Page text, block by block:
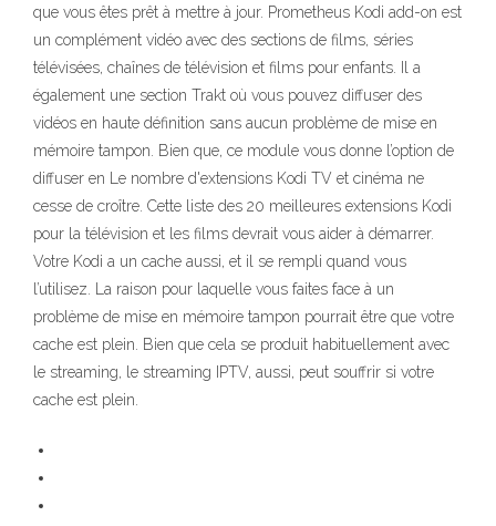
que vous êtes prêt à mettre à jour. Prometheus Kodi add-on est
un complément vidéo avec des sections de films, séries
télévisées, chaînes de télévision et films pour enfants. Il a
également une section Trakt où vous pouvez diffuser des
vidéos en haute définition sans aucun problème de mise en
mémoire tampon. Bien que, ce module vous donne l’option de
diffuser en Le nombre d'extensions Kodi TV et cinéma ne
cesse de croître. Cette liste des 20 meilleures extensions Kodi
pour la télévision et les films devrait vous aider à démarrer.
Votre Kodi a un cache aussi, et il se rempli quand vous
l’utilisez. La raison pour laquelle vous faites face à un
problème de mise en mémoire tampon pourrait être que votre
cache est plein. Bien que cela se produit habituellement avec
le streaming, le streaming IPTV, aussi, peut souffrir si votre
cache est plein.